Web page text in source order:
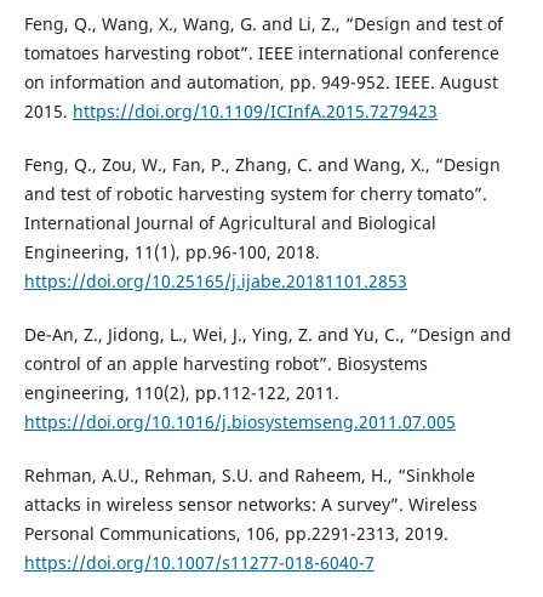
Feng, Q., Wang, X., Wang, G. and Li, Z., “Design and test of
tomatoes harvesting robot”. IEEE international conference
on information and automation, pp. 949-952. IEEE. August
2015. https://doi.org/10.1109/ICInfA.2015.7279423
Feng, Q., Zou, W., Fan, P., Zhang, C. and Wang, X., “Design
and test of robotic harvesting system for cherry tomato”.
International Journal of Agricultural and Biological
Engineering, 11(1), pp.96-100, 2018.
https://doi.org/10.25165/j.ijabe.20181101.2853
De-An, Z., Jidong, L., Wei, J., Ying, Z. and Yu, C., “Design and
control of an apple harvesting robot”. Biosystems
engineering, 110(2), pp.112-122, 2011.
https://doi.org/10.1016/j.biosystemseng.2011.07.005
Rehman, A.U., Rehman, S.U. and Raheem, H., “Sinkhole
attacks in wireless sensor networks: A survey”. Wireless
Personal Communications, 106, pp.2291-2313, 2019.
https://doi.org/10.1007/s11277-018-6040-7